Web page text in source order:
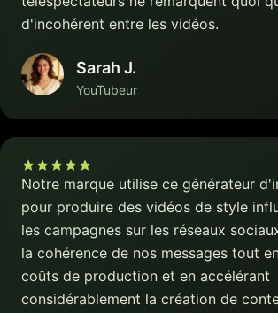
d'incohérent entre les vidéos.
Sarah J.
YouTubeur
Notre marque utilise ce générateur
pour produire des vidéos de style
les campagnes sur les réseaux
la cohérence de nos messages tout
coûts de production et en accélérant
considérablement la création de